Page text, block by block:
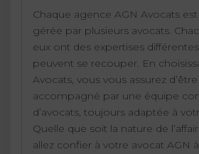
Chaque agence AGN Avocats
gérée par plusieurs avocats.
eux ont des expertises
peuvent se recouper. En
Avocats, vous vous assurez d’être
accompagné par une équipe
d’avocats, toujours adaptée à
Quelle que soit la nature de
allez confier à votre avocat AGN à